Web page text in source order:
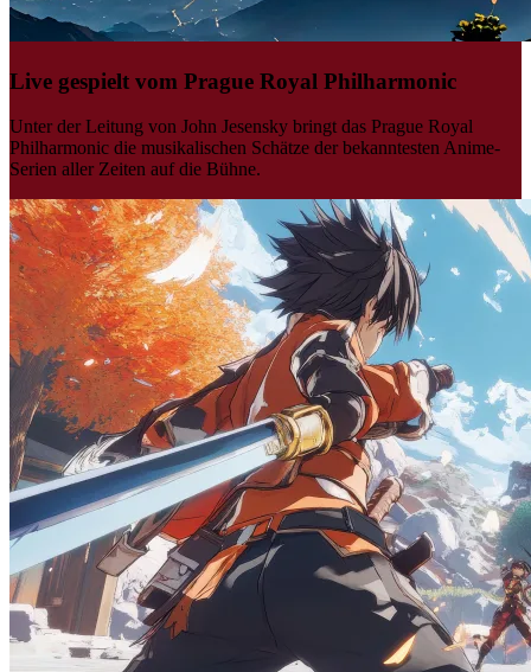
Live gespielt vom Prague Royal Philharmonic
Unter der Leitung von John Jesensky bringt das Prague Royal
Philharmonic die musikalischen Schätze der bekanntesten Anime-
Serien aller Zeiten auf die Bühne.